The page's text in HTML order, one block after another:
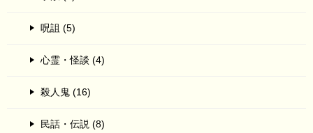
呪詛 (5)
心霊・怪談 (4)
殺人鬼 (16)
民話・伝説 (8)